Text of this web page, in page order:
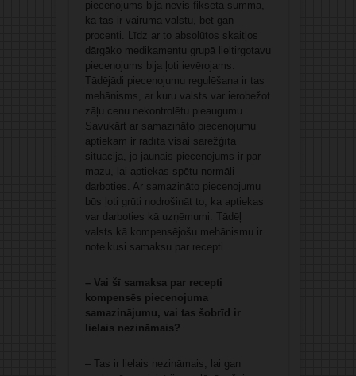
piecenojums bija nevis fiksēta summa,
kā tas ir vairumā valstu, bet gan
procenti. Līdz ar to absolūtos skaitļos
dārgāko medikamentu grupā lieltirgotavu
piecenojums bija ļoti ievērojams.
Tādējādi piecenojumu regulēšana ir tas
mehānisms, ar kuru valsts var ierobežot
zāļu cenu nekontrolētu pieaugumu.
Savukārt ar samazināto piecenojumu
aptiekām ir radīta visai sarežģīta
situācija, jo jaunais piecenojums ir par
mazu, lai aptiekas spētu normāli
darboties. Ar samazināto piecenojumu
būs ļoti grūti nodrošināt to, ka aptiekas
var darboties kā uzņēmumi. Tādēļ
valsts kā kompensējošu mehānismu ir
noteikusi samaksu par recepti.
– Vai šī samaksa par recepti
kompensēs piecenojuma
samazinājumu, vai tas šobrīd ir
lielais nezināmais?
– Tas ir lielais nezināmais, lai gan